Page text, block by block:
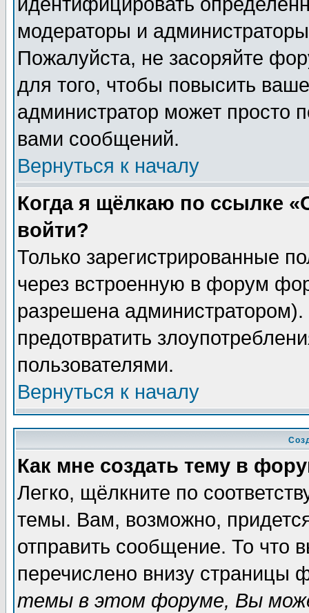
модераторы и
Пожалуйста, не засоряйте
для того, чтобы повысить
администратор может просто
вами сообщений.
Вернуться к началу
Когда я щёлкаю по ссылке
войти?
Только зарегистрированные
через встроенную в форум
разрешена
предотвратить
пользователями.
Вернуться к началу
Как мне создать тему в
Легко, щёлкните по
темы. Вам, возможно,
отправить сообщение. То что
перечислено внизу страницы
темы в этом форуме, Вы